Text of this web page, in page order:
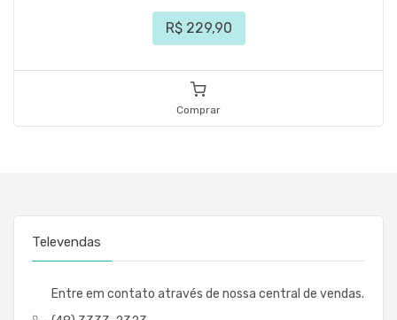
R$ 229,90
Comprar
Televendas
Entre em contato através de nossa central de vendas.